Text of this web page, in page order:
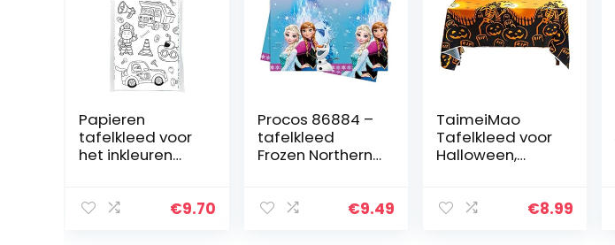
Papieren
tafelkleed voor
het inkleuren
voertuigen en
€9.70
Procos 86884 –
tafelkleed
Frozen Northern
Anna, Elsa, Olaf,
€9.49
TaimeiMao
Tafelkleed voor
Halloween,
waterdicht
€8.99